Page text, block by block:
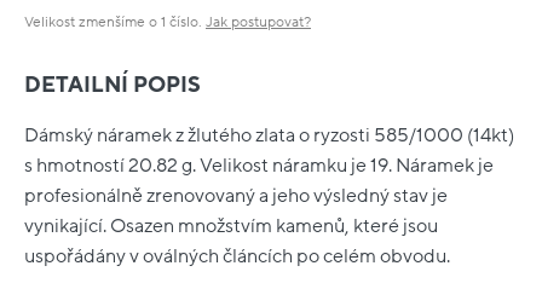
DETAILNÍ POPIS
Dámský náramek z žlutého zlata o ryzosti 585/1000 (14kt)
s hmotností 20.82 g. Velikost náramku je 19. Náramek je
profesionálně zrenovovaný a jeho výsledný stav je
vynikající. Osazen množstvím kamenů, které jsou
uspořádány v oválných článcích po celém obvodu.
Velikost zmenšíme o 1 číslo. Jak postupovat?